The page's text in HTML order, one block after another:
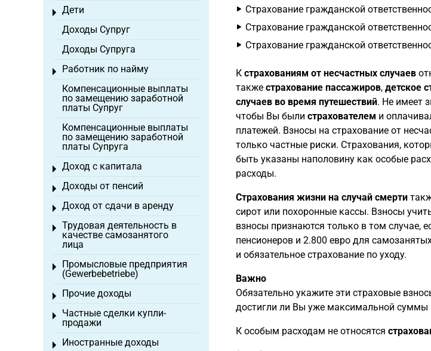
Страхование гражданской
Страхование гражданской
Страхование гражданской
К страхованиям от несчастных случаев
также страхование пассажиров, детское
случаев во время путешествий. Не имеет
чтобы Вы были страхователем и
платежей. Взносы на страхование от
только частные риски. Страхования,
быть указаны наполовину как особые
расходы.
Страхования жизни на случай смерти
сирот или похоронные кассы. Взносы
взносы признаются только в том
пенсионеров и 2.800 евро для
и обязательное страхование по уходу.
Важно
Обязательно укажите эти страховые
достигли ли Вы уже максимальной суммы
К особым расходам не относятся
Дети
Toggle menu
Доходы Супруг
Доходы Супруга
Работник по найму
Toggle menu
Компенсационные выплаты
по замещению заработной
платы Супруг
Компенсационные выплаты
по замещению заработной
платы Супруга
Доход с капитала
Toggle menu
Доходы от пенсий
Toggle menu
Доход от сдачи в аренду
Toggle menu
Трудовая деятельность в
качестве самозанятого
лица
Toggle menu
Промысловые предприятия
(Gewerbebetriebe)
Toggle menu
Прочие доходы
Toggle menu
Частные сделки купли-
продажи
Toggle menu
Иностранные доходы
Toggle menu